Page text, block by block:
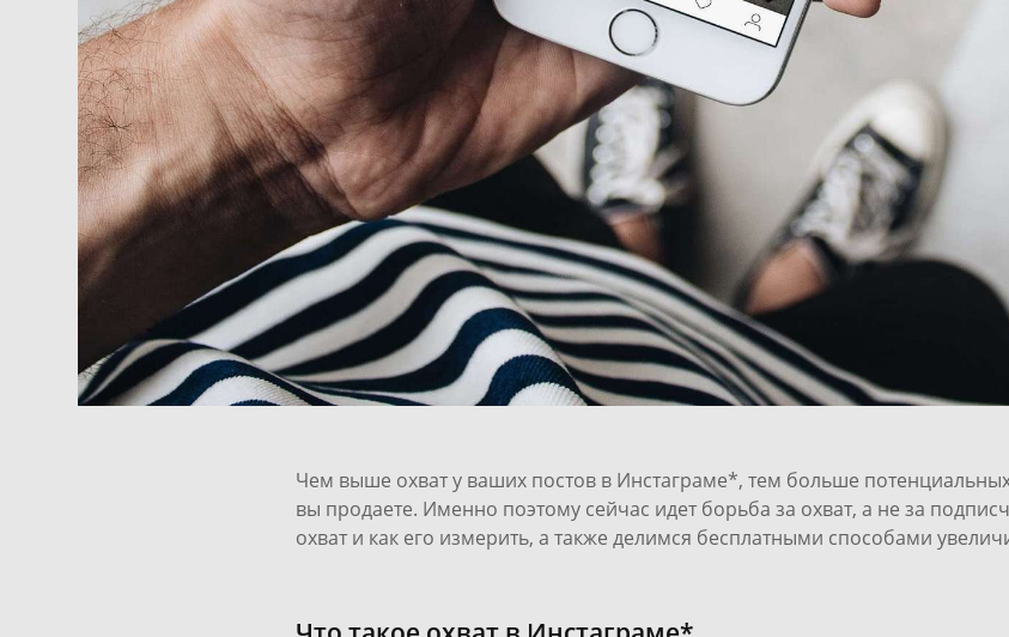
Чем выше охват у ваших постов в Инстаграме*, тем больше
вы продаете. Именно поэтому сейчас идет борьба за охват, а не за
охват и как его измерить, а также делимся бесплатными способами